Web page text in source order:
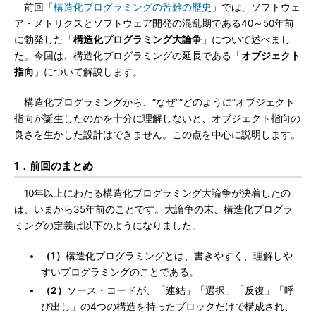
前回「構造化プログラミングの苦難の歴史 」では、ソフトウェ
ア・メトリクスとソフトウェア開発の混乱期である40～50年前
に勃発した「構造化プログラミング大論争 」について述べまし
た。今回は、構造化プログラミングの延長である「オブジェクト
指向 」について解説します。
構造化プログラミングから、“なぜ”“どのように”オブジェクト
指向が誕生したのかを十分に理解しないと、オブジェクト指向の
良さを生かした設計はできません。この点を中心に説明します。
1．前回のまとめ
10年以上にわたる構造化プログラミング大論争が決着したの
は、いまから35年前のことです。大論争の末、構造化プログラ
ミングの定義は以下のようになりました。
（1） 構造化プログラミングとは、書きやすく、理解しや
すいプログラミングのことである。
（2）
ソース・コードが、「連結」「選択」「反復」「呼
び出し」の4つの構造を持ったブロックだけで構成され、